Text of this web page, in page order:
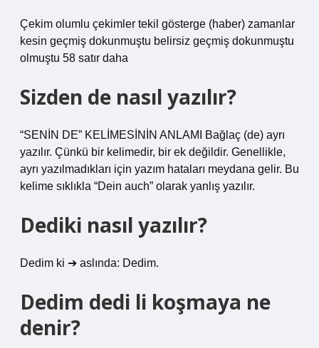
Çekim olumlu çekimler tekil gösterge (haber) zamanlar
kesin geçmiş dokunmuştu belirsiz geçmiş dokunmuştu
olmuştu 58 satır daha
Sizden de nasıl yazılır?
“SENİN DE” KELİMESİNİN ANLAMI Bağlaç (de) ayrı
yazılır. Çünkü bir kelimedir, bir ek değildir. Genellikle,
ayrı yazılmadıkları için yazım hataları meydana gelir. Bu
kelime sıklıkla “Dein auch” olarak yanlış yazılır.
Dediki nasıl yazılır?
Dedim ki ➔ aslında: Dedim.
Dedim dedi li koşmaya ne
denir?